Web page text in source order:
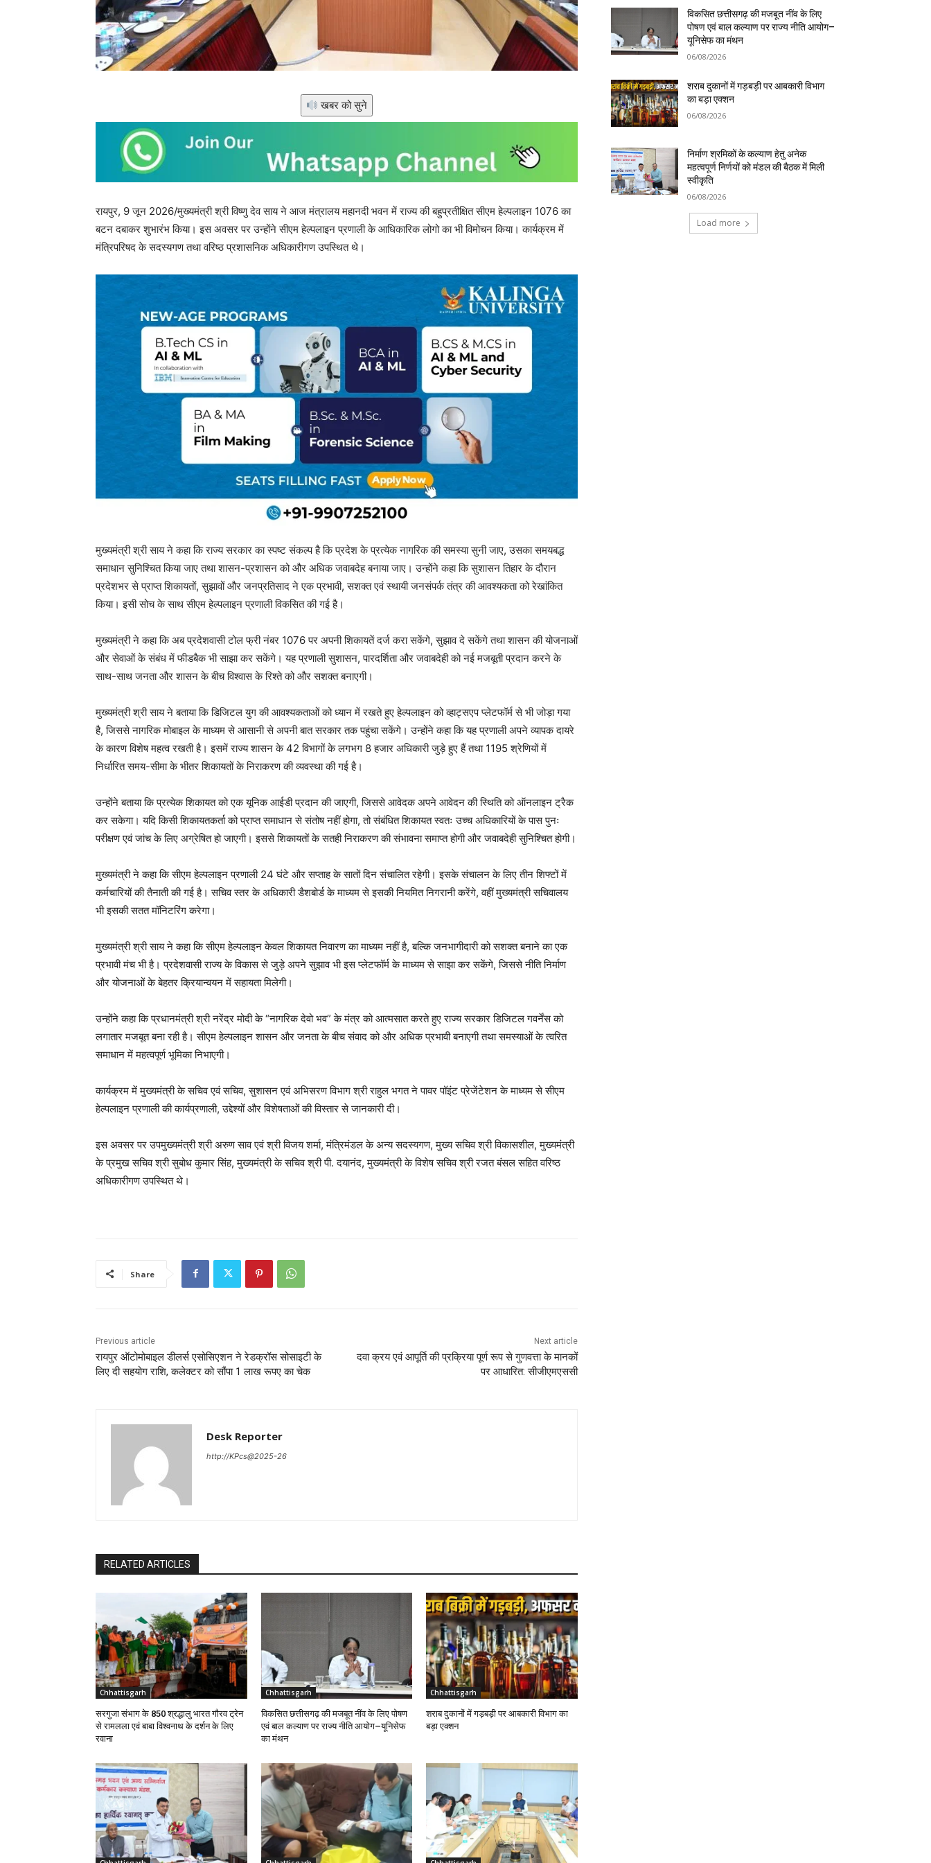
खबर को सुने
रायपुर, 9 जून 2026/मुख्यमंत्री श्री विष्णु देव साय ने आज मंत्रालय महानदी भवन में राज्य की बहुप्रतीक्षित सीएम हेल्पलाइन 1076 का
बटन दबाकर शुभारंभ किया। इस अवसर पर उन्होंने सीएम हेल्पलाइन प्रणाली के आधिकारिक लोगो का भी विमोचन किया। कार्यक्रम में
मंत्रिपरिषद के सदस्यगण तथा वरिष्ठ प्रशासनिक अधिकारीगण उपस्थित थे।
मुख्यमंत्री श्री साय ने कहा कि राज्य सरकार का स्पष्ट संकल्प है कि प्रदेश के प्रत्येक नागरिक की समस्या सुनी जाए, उसका समयबद्ध
समाधान सुनिश्चित किया जाए तथा शासन-प्रशासन को और अधिक जवाबदेह बनाया जाए। उन्होंने कहा कि सुशासन तिहार के दौरान
प्रदेशभर से प्राप्त शिकायतों, सुझावों और जनप्रतिसाद ने एक प्रभावी, सशक्त एवं स्थायी जनसंपर्क तंत्र की आवश्यकता को रेखांकित
किया। इसी सोच के साथ सीएम हेल्पलाइन प्रणाली विकसित की गई है।
मुख्यमंत्री ने कहा कि अब प्रदेशवासी टोल फ्री नंबर 1076 पर अपनी शिकायतें दर्ज करा सकेंगे, सुझाव दे सकेंगे तथा शासन की योजनाओं
और सेवाओं के संबंध में फीडबैक भी साझा कर सकेंगे। यह प्रणाली सुशासन, पारदर्शिता और जवाबदेही को नई मजबूती प्रदान करने के
साथ-साथ जनता और शासन के बीच विश्वास के रिश्ते को और सशक्त बनाएगी।
मुख्यमंत्री श्री साय ने बताया कि डिजिटल युग की आवश्यकताओं को ध्यान में रखते हुए हेल्पलाइन को व्हाट्सएप प्लेटफॉर्म से भी जोड़ा गया
है, जिससे नागरिक मोबाइल के माध्यम से आसानी से अपनी बात सरकार तक पहुंचा सकेंगे। उन्होंने कहा कि यह प्रणाली अपने व्यापक दायरे
के कारण विशेष महत्व रखती है। इसमें राज्य शासन के 42 विभागों के लगभग 8 हजार अधिकारी जुड़े हुए हैं तथा 1195 श्रेणियों में
निर्धारित समय-सीमा के भीतर शिकायतों के निराकरण की व्यवस्था की गई है।
उन्होंने बताया कि प्रत्येक शिकायत को एक यूनिक आईडी प्रदान की जाएगी, जिससे आवेदक अपने आवेदन की स्थिति को ऑनलाइन ट्रैक
कर सकेगा। यदि किसी शिकायतकर्ता को प्राप्त समाधान से संतोष नहीं होगा, तो संबंधित शिकायत स्वतः उच्च अधिकारियों के पास पुनः
परीक्षण एवं जांच के लिए अग्रेषित हो जाएगी। इससे शिकायतों के सतही निराकरण की संभावना समाप्त होगी और जवाबदेही सुनिश्चित होगी।
मुख्यमंत्री ने कहा कि सीएम हेल्पलाइन प्रणाली 24 घंटे और सप्ताह के सातों दिन संचालित रहेगी। इसके संचालन के लिए तीन शिफ्टों में
कर्मचारियों की तैनाती की गई है। सचिव स्तर के अधिकारी डैशबोर्ड के माध्यम से इसकी नियमित निगरानी करेंगे, वहीं मुख्यमंत्री सचिवालय
भी इसकी सतत मॉनिटरिंग करेगा।
मुख्यमंत्री श्री साय ने कहा कि सीएम हेल्पलाइन केवल शिकायत निवारण का माध्यम नहीं है, बल्कि जनभागीदारी को सशक्त बनाने का एक
प्रभावी मंच भी है। प्रदेशवासी राज्य के विकास से जुड़े अपने सुझाव भी इस प्लेटफॉर्म के माध्यम से साझा कर सकेंगे, जिससे नीति निर्माण
और योजनाओं के बेहतर क्रियान्वयन में सहायता मिलेगी।
उन्होंने कहा कि प्रधानमंत्री श्री नरेंद्र मोदी के “नागरिक देवो भव” के मंत्र को आत्मसात करते हुए राज्य सरकार डिजिटल गवर्नेंस को
लगातार मजबूत बना रही है। सीएम हेल्पलाइन शासन और जनता के बीच संवाद को और अधिक प्रभावी बनाएगी तथा समस्याओं के त्वरित
समाधान में महत्वपूर्ण भूमिका निभाएगी।
कार्यक्रम में मुख्यमंत्री के सचिव एवं सचिव, सुशासन एवं अभिसरण विभाग श्री राहुल भगत ने पावर पॉइंट प्रेजेंटेशन के माध्यम से सीएम
हेल्पलाइन प्रणाली की कार्यप्रणाली, उद्देश्यों और विशेषताओं की विस्तार से जानकारी दी।
इस अवसर पर उपमुख्यमंत्री श्री अरुण साव एवं श्री विजय शर्मा, मंत्रिमंडल के अन्य सदस्यगण, मुख्य सचिव श्री विकासशील, मुख्यमंत्री
के प्रमुख सचिव श्री सुबोध कुमार सिंह, मुख्यमंत्री के सचिव श्री पी. दयानंद, मुख्यमंत्री के विशेष सचिव श्री रजत बंसल सहित वरिष्ठ
अधिकारीगण उपस्थित थे।
Share
Previous article
रायपुर ऑटोमोबाइल डीलर्स एसोसिएशन ने रेडक्रॉस सोसाइटी के
लिए दी सहयोग राशि, कलेक्टर को सौंपा 1 लाख रूपए का चेक
Next article
दवा क्रय एवं आपूर्ति की प्रक्रिया पूर्ण रूप से गुणवत्ता के मानकों
पर आधारित: सीजीएमएससी
Desk Reporter
http://KPcs@2025-26
RELATED ARTICLES
Chhattisgarh
सरगुजा संभाग के 850 श्रद्धालु भारत गौरव ट्रेन
से रामलला एवं बाबा विश्वनाथ के दर्शन के लिए
रवाना
Chhattisgarh
विकसित छत्तीसगढ़ की मजबूत नींव के लिए पोषण
एवं बाल कल्याण पर राज्य नीति आयोग–यूनिसेफ
का मंथन
Chhattisgarh
शराब दुकानों में गड़बड़ी पर आबकारी विभाग का
बड़ा एक्शन
विकसित छत्तीसगढ़ की मजबूत नींव के लिए
पोषण एवं बाल कल्याण पर राज्य नीति आयोग–
यूनिसेफ का मंथन
06/08/2026
शराब दुकानों में गड़बड़ी पर आबकारी विभाग
का बड़ा एक्शन
06/08/2026
निर्माण श्रमिकों के कल्याण हेतु अनेक
महत्वपूर्ण निर्णयों को मंडल की बैठक में मिली
स्वीकृति
06/08/2026
Load more